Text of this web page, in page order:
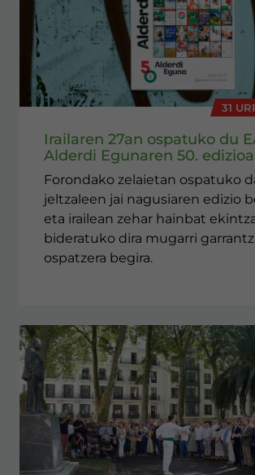
31
Irailaren 27an ospatuko du
Alderdi Egunaren 50. edizioa
Forondako zelaietan ospatuko
jeltzaleen jai nagusiaren edizio
eta irailean zehar hainbat
bideratuko dira mugarri
ospatzera begira.